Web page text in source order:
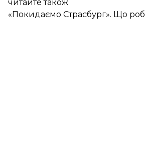
читайте також
«Покидаємо Страсбург». Що